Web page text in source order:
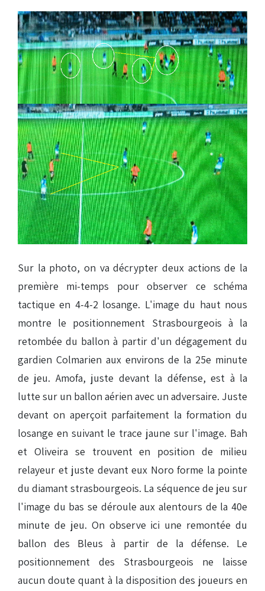
Sur la photo, on va décrypter deux actions de la
première mi-temps pour observer ce schéma
tactique en 4-4-2 losange. L'image du haut nous
montre le positionnement Strasbourgeois à la
retombée du ballon à partir d'un dégagement du
gardien Colmarien aux environs de la 25e minute
de jeu. Amofa, juste devant la défense, est à la
lutte sur un ballon aérien avec un adversaire. Juste
devant on aperçoit parfaitement la formation du
losange en suivant le trace jaune sur l'image. Bah
et Oliveira se trouvent en position de milieu
relayeur et juste devant eux Noro forme la pointe
du diamant strasbourgeois. La séquence de jeu sur
l'image du bas se déroule aux alentours de la 40e
minute de jeu. On observe ici une remontée du
ballon des Bleus à partir de la défense. Le
positionnement des Strasbourgeois ne laisse
aucun doute quant à la disposition des joueurs en